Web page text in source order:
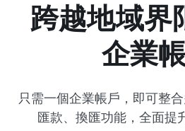
跨越地域界
企業
只需一個企業帳戶，即可整
匯款、換匯功能，全面提